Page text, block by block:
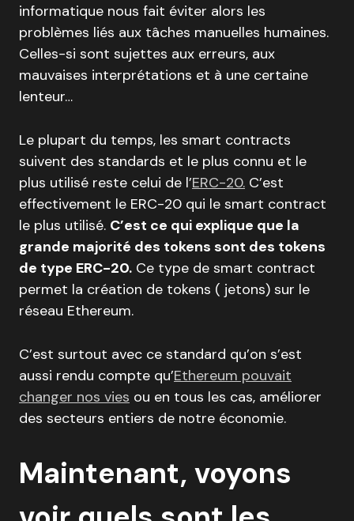
informatique nous fait éviter alors les
problèmes liés aux tâches manuelles humaines.
Celles-si sont sujettes aux erreurs, aux
mauvaises interprétations et à une certaine
lenteur…
Le plupart du temps, les smart contracts
suivent des standards et le plus connu et le
plus utilisé reste celui de l’ERC-20. C’est
effectivement le ERC-20 qui le smart contract
le plus utilisé. C’est ce qui explique que la
grande majorité des tokens sont des tokens
de type ERC-20. Ce type de smart contract
permet la création de tokens ( jetons) sur le
réseau Ethereum.
C’est surtout avec ce standard qu’on s’est
aussi rendu compte qu’Ethereum pouvait
changer nos vies ou en tous les cas, améliorer
des secteurs entiers de notre économie.
Maintenant, voyons